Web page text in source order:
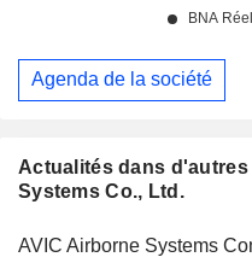
Actualités dans
Systems Co., Ltd.
AVIC Airborne Systems
Agenda de la société